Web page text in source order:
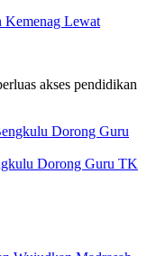
Kemenag Lewat
akses pendidikan
Dorong Guru TK